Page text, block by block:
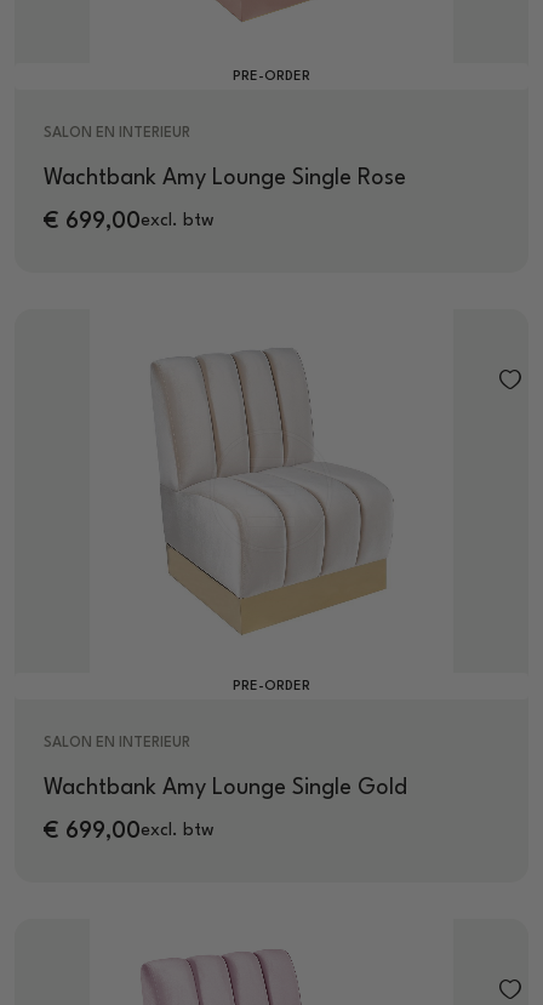
PRE-ORDER
SALON EN INTERIEUR
Wachtbank Amy Lounge Single Rose
€ 699,00excl. btw
PRE-ORDER
SALON EN INTERIEUR
Wachtbank Amy Lounge Single Gold
€ 699,00excl. btw